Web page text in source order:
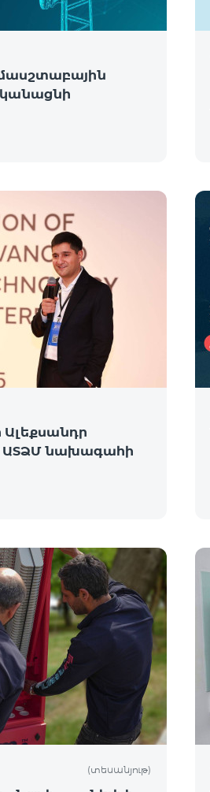
մասշտաբային
ԱՏՁՄ նախագահի
(տեսանյութ)